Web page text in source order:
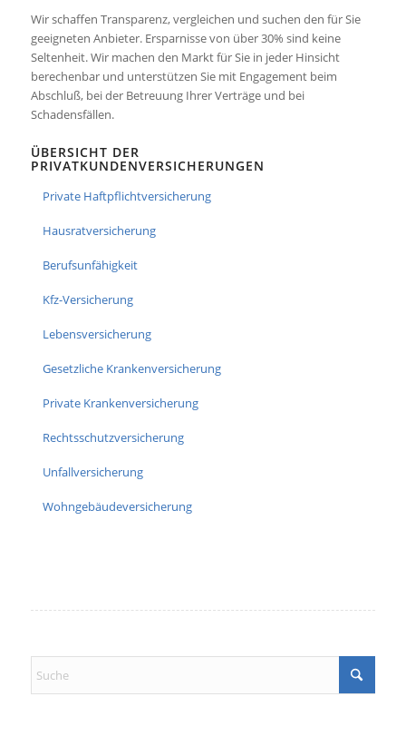
Wir schaffen Transparenz, vergleichen und suchen den für Sie
geeigneten Anbieter. Ersparnisse von über 30% sind keine
Seltenheit. Wir machen den Markt für Sie in jeder Hinsicht
berechenbar und unterstützen Sie mit Engagement beim
Abschluß, bei der Betreuung Ihrer Verträge und bei
Schadensfällen.
ÜBERSICHT DER
PRIVATKUNDENVERSICHERUNGEN
Private Haftpflichtversicherung
Hausratversicherung
Berufsunfähigkeit
Kfz-Versicherung
Lebensversicherung
Gesetzliche Krankenversicherung
Private Krankenversicherung
Rechtsschutzversicherung
Unfallversicherung
Wohngebäudeversicherung